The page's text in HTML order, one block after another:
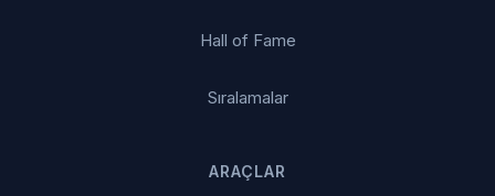
Hall of Fame
Sıralamalar
ARAÇLAR